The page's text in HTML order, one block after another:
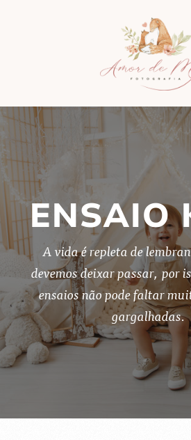
ENSAIO
A vida é repleta de
devemos deixar passar, por
ensaios não pode faltar
gargalhadas.